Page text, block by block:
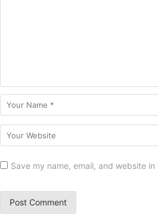
Save my name, email, and website